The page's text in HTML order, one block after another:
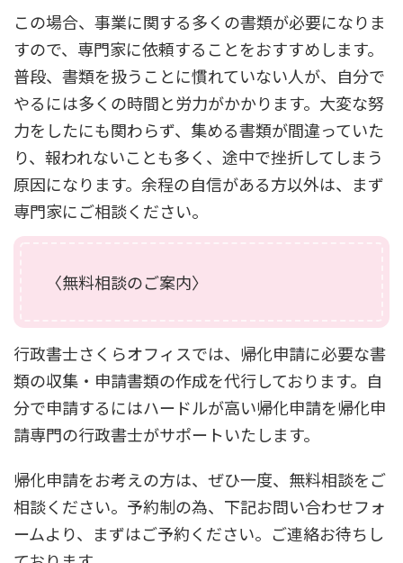
この場合、事業に関する多くの書類が必要になりま
すので、専門家に依頼することをおすすめします。
普段、書類を扱うことに慣れていない人が、自分で
やるには多くの時間と労力がかかります。大変な努
力をしたにも関わらず、集める書類が間違っていた
り、報われないことも多く、途中で挫折してしまう
原因になります。余程の自信がある方以外は、まず
専門家にご相談ください。
〈無料相談のご案内〉
行政書士さくらオフィスでは、帰化申請に必要な書
類の収集・申請書類の作成を代行しております。自
分で申請するにはハードルが高い帰化申請を帰化申
請専門の行政書士がサポートいたします。
帰化申請をお考えの方は、ぜひ一度、無料相談をご
相談ください。予約制の為、下記お問い合わせフォ
ームより、まずはご予約ください。ご連絡お待ちし